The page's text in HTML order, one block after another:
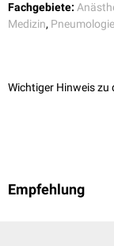
Fachgebiete:
Medizin, Pneumologie
Wichtiger Hinweis zu
Empfehlung